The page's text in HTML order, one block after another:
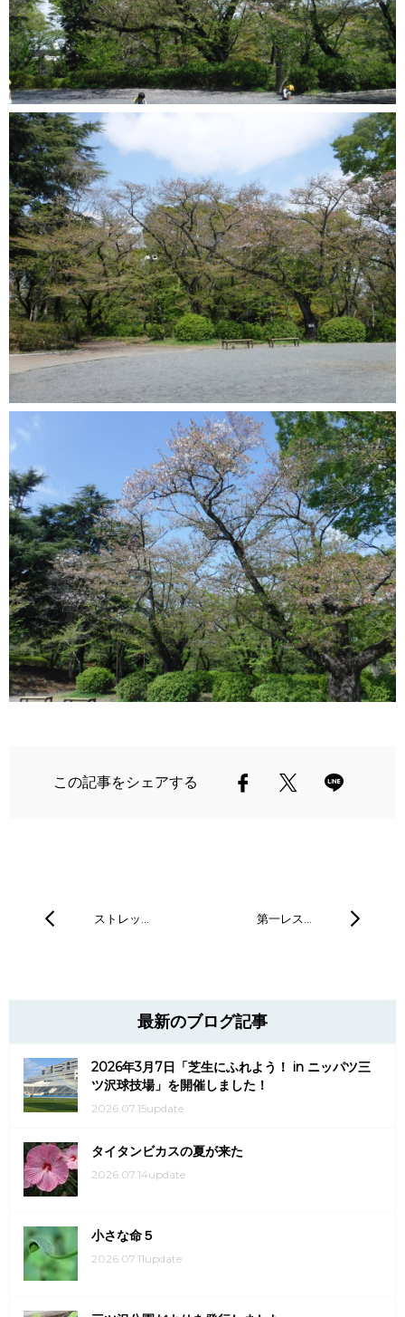
この記事をシェアする
ストレッ… 第一レス…
最新のブログ記事
2026年3月7日「芝生にふれよう！ in ニッパツ三
ツ沢球技場」を開催しました！
2026.07.15update
タイタンビカスの夏が来た
2026.07.14update
小さな命５
2026.07.11update